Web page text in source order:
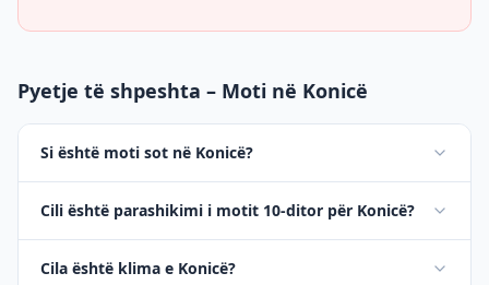
Pyetje të shpeshta – Moti në Konicë
Si është moti sot në Konicë?
Cili është parashikimi i motit 10-ditor për Konicë?
Cila është klima e Konicë?